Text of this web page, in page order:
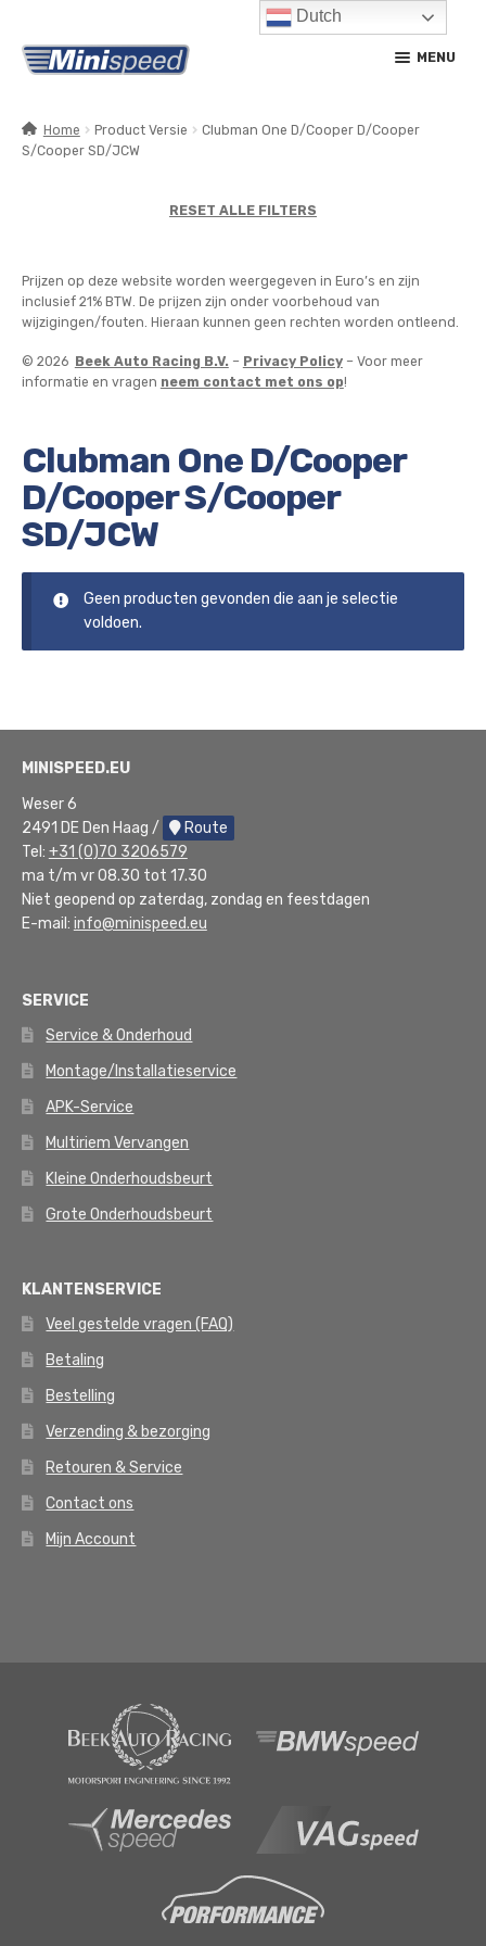
Ga
door
navigatie
Ga
naar
inhoud
MENU
SERVICE / ONDERHOUD
MIJN ACCOUNT
Home Product Versie
Clubman One D/Cooper D/Cooper
S/Cooper SD/JCW
Clubman One D/Cooper
D/Cooper S/Cooper
SD/JCW
Geen producten gevonden die aan je selectie
voldoen.
RESET ALLE FILTERS
Prijzen op deze website worden weergegeven in Euro’s en zijn
inclusief 21% BTW. De prijzen zijn onder voorbehoud van
wijzigingen/fouten. Hieraan kunnen geen rechten worden ontleend.
© 2026 Beek Auto Racing B.V. – Privacy Policy– Voor meer
informatie en vragen neem contact met ons op!
MINISPEED.EU
Weser 6
2491 DE Den Haag /
Route
Tel: +31 (0)70 3206579
ma t/m vr 08.30 tot 17.30
Niet geopend op zaterdag, zondag en feestdagen
E-mail: info@minispeed.eu
SERVICE
Service & Onderhoud
Montage/Installatieservice
APK-Service
Multiriem Vervangen
Kleine Onderhoudsbeurt
Grote Onderhoudsbeurt
KLANTENSERVICE
Veel gestelde vragen (FAQ)
Betaling
Bestelling
Verzending & bezorging
Retouren & Service
Contact ons
Mijn Account
Dutch